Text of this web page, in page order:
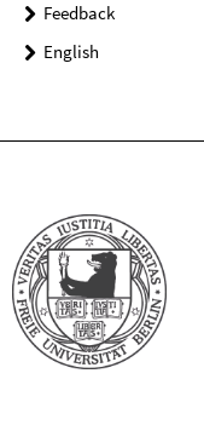
Feedback
English